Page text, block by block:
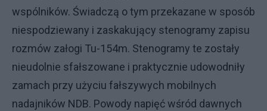
wspólników. Świadczą o tym przekazane w sposób
niespodziewany i zaskakujący stenogramy zapisu
rozmów załogi Tu-154m. Stenogramy te zostały
nieudolnie sfałszowane i praktycznie udowodniły
zamach przy użyciu fałszywych mobilnych
nadajników NDB. Powody napięć wśród dawnych